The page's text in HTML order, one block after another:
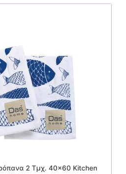
2 Τμχ. 40×60 Kitchen